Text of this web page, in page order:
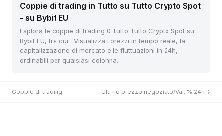
Coppie di trading in Tutto su Tutto Crypto Spot
- su Bybit EU
Esplora le coppie di trading 0 Tutto Tutto Crypto Spot su
Bybit EU, tra cui . Visualizza i prezzi in tempo reale, la
capitalizzazione di mercato e le fluttuazioni in 24h,
ordinabili per qualsiasi colonna.
Coppie di trading Ultimo prezzo negoziato/Var. % 24h